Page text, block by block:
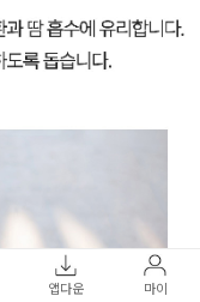
앱다운 마이